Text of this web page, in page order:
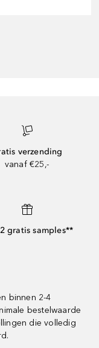
verzending
vanaf €25,-
gratis samples**
binnen 2-4
bestelwaarde
die volledig